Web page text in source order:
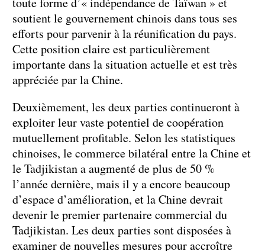
soutient le gouvernement chinois dans tous ses
efforts pour parvenir à la réunification du pays.
Cette position claire est particulièrement
importante dans la situation actuelle et est très
appréciée par la Chine.
Deuxièmement, les deux parties continueront à
exploiter leur vaste potentiel de coopération
mutuellement profitable. Selon les statistiques
chinoises, le commerce bilatéral entre la Chine et
le Tadjikistan a augmenté de plus de 50 %
l’année dernière, mais il y a encore beaucoup
d’espace d’amélioration, et la Chine devrait
devenir le premier partenaire commercial du
Tadjikistan. Les deux parties sont disposées à
examiner de nouvelles mesures pour accroître